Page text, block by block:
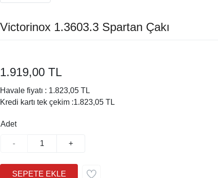
Victorinox 1.3603.3 Spartan Çakı
1.919,00 TL
Havale fiyatı : 1.823,05 TL
Kredi kartı tek çekim :1.823,05 TL
Adet
- +